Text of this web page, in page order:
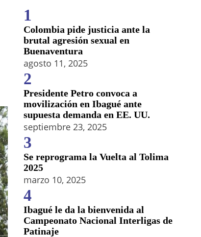
1
Colombia pide justicia ante la
brutal agresión sexual en
Buenaventura
agosto 11, 2025
2
Presidente Petro convoca a
movilización en Ibagué ante
supuesta demanda en EE. UU.
septiembre 23, 2025
3
Se reprograma la Vuelta al Tolima
2025
marzo 10, 2025
4
Ibagué le da la bienvenida al
Campeonato Nacional Interligas de
Patinaje